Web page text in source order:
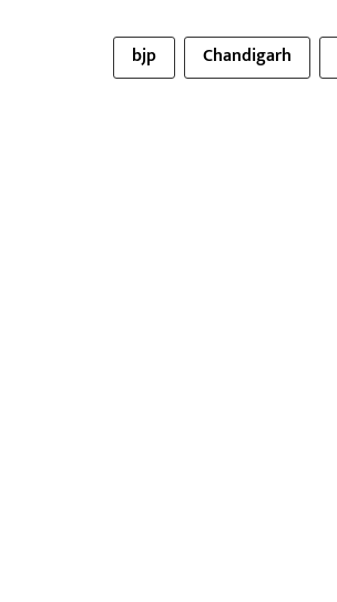
bjp Chandigarh